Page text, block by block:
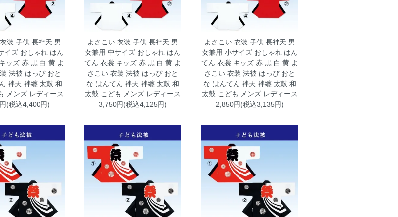
装 子供 長袢天 男
イズ おしゃれ はん
ッズ 赤 黒 白 黄 よ
法被 はっぴ おと
袢天 袢纏 太鼓 和
メンズ レディース
(税込4,400円)
よさこい 衣装 子供 長袢天 男
女兼用 中サイズ おしゃれ はん
てん 衣裳 キッズ 赤 黒 白 黄よ
さこい 衣装 法被 はっぴ おと
な はんてん 袢天 袢纏 太鼓 和
太鼓 こども メンズ レディース
3,750円(税込4,125円)
よさこい 衣装 子供 長袢天 男
女兼用 小サイズ おしゃれ はん
てん 衣裳 キッズ 赤 黒 白 黄よ
さこい 衣装 法被 はっぴ おと
な はんてん 袢天 袢纏 太鼓 和
太鼓 こども メンズ レディース
2,850円(税込3,135円)